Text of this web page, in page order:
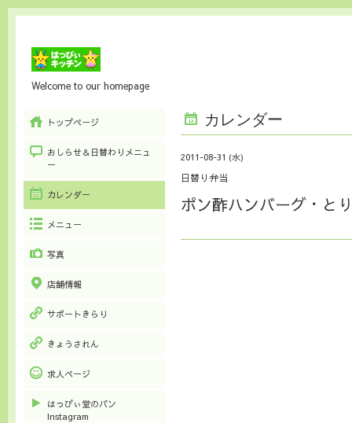
Welcome to our homepage
カレンダー
2011-08-31 (水)
日替り弁当
ポン酢ハンバーグ・と
トップページ
おしらせ＆日替わりメニュ
ー
カレンダー
メニュー
写真
店舗情報
サポートきらり
きょうされん
求人ページ
はっぴぃ堂のパン
Instagram